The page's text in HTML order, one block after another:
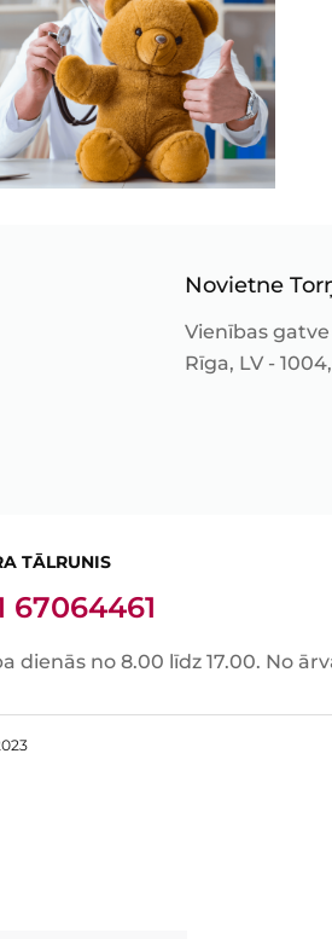
Novietne
Vienības
Rīga, LV -
TĀLRUNIS
67064461
dienās no 8.00 līdz 17.00. No